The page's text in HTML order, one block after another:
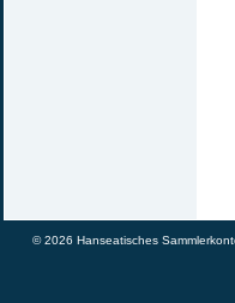
© 2026 Hanseatisches